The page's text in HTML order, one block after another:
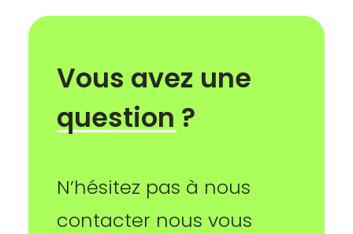
Vous avez une
question ?
N’hésitez pas à nous
contacter nous vous